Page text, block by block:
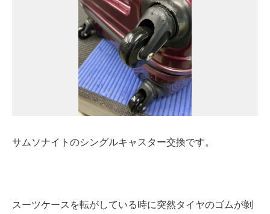
サムソナイトのシングルキャスター交換です。
スーツケースを転がしている時に突然タイヤのゴムが剝